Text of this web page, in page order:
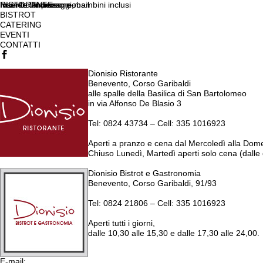
RISTORANTE
BISTROT
CATERING
EVENTI
CONTATTI
Dionisio Ristorante
Benevento, Corso Garibaldi
alle spalle della Basilica di San Bartolomeo
in via Alfonso De Blasio 3
Tel: 0824 43734 – Cell: 335 1016923
Aperti a pranzo e cena dal Mercoledì alla
Chiuso Lunedì, Martedì aperti solo cena (dalle
Dionisio Bistrot e Gastronomia
Benevento, Corso Garibaldi, 91/93
Tel: 0824 21806 – Cell: 335 1016923
Aperti tutti i giorni,
dalle 10,30 alle 15,30 e dalle 17,30 alle 24,00.
Inserite il nome
Inserite l'indirizzo e-mail
Inserite il messaggio
Numero di persone, bambini inclusi